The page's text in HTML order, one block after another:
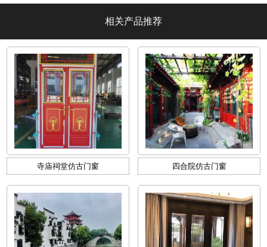
相关产品推荐
寺庙祠堂仿古门窗 四合院仿古门窗